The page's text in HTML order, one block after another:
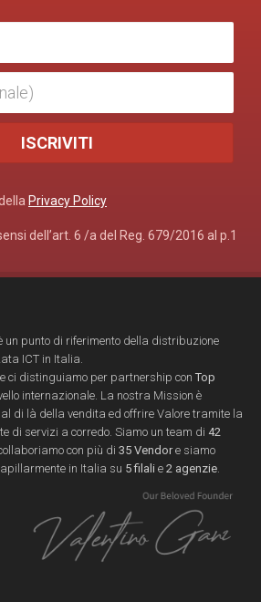
Privacy Policy
dell’art. 6 /a del Reg. 679/2016 al p.1
un punto di riferimento della distribuzione
ICT in Italia.
ci distinguiamo per partnership con Top
internazionale. La nostra Mission è
di là della vendita ed offrire Valore tramite la
di servizi a corredo. Siamo un team di 42
con più di 35 Vendore siamo
in Italia su 5 filali e 2 agenzie.